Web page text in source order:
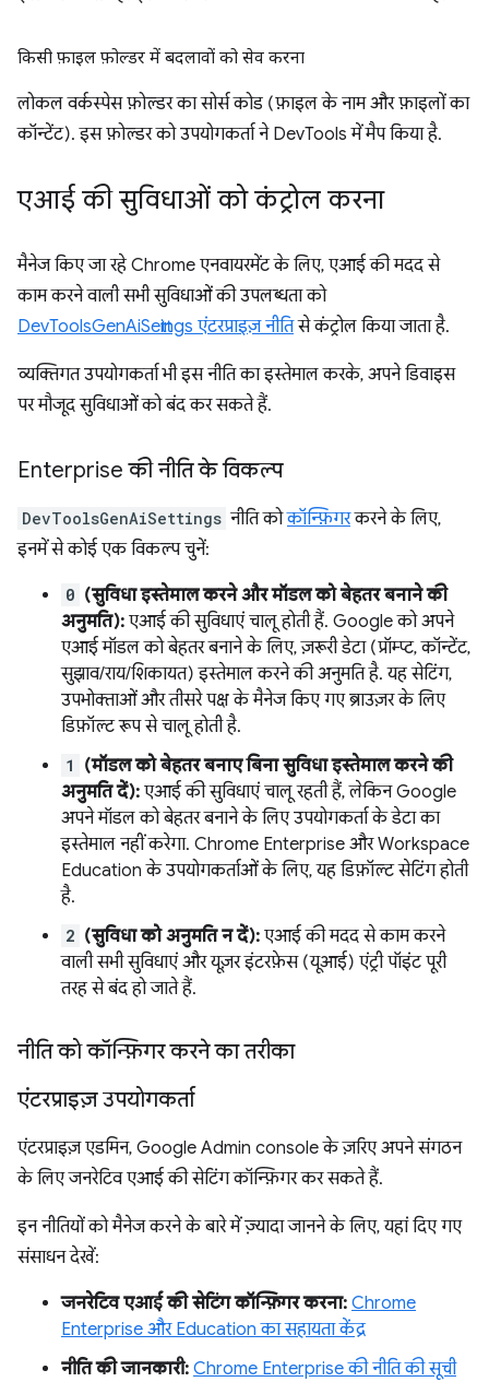
किसी फ़ाइल फ़ोल्डर में बदलावों को सेव करना
लोकल वर्कस्पेस फ़ोल्डर का सोर्स कोड (फ़ाइल के नाम और फ़ाइलों का
कॉन्टेंट). इस फ़ोल्डर को उपयोगकर्ता ने DevTools में मैप किया है.
एआई की सुविधाओं को कंट्रोल करना
मैनेज किए जा रहे Chrome एनवायरमेंट के लिए, एआई की मदद से
काम करने वाली सभी सुविधाओं की उपलब्धता को
DevToolsGenAiSettings एंटरप्राइज़ नीतिसे कंट्रोल किया जाता है.
व्यक्तिगत उपयोगकर्ता भी इस नीति का इस्तेमाल करके, अपने डिवाइस
पर मौजूद सुविधाओं को बंद कर सकते हैं.
Enterprise की नीति के विकल्प
DevToolsGenAiSettings नीति कोकॉन्फ़िगरकरने के लिए,
इनमें से कोई एक विकल्प चुनें:
0 (सुविधा इस्तेमाल करने और मॉडल को बेहतर बनाने की
अनुमति): एआई की सुविधाएं चालू होती हैं. Google को अपने
एआई मॉडल को बेहतर बनाने के लिए, ज़रूरी डेटा (प्रॉम्प्ट, कॉन्टेंट,
सुझाव/राय/शिकायत) इस्तेमाल करने की अनुमति है. यह सेटिंग,
उपभोक्ताओं और तीसरे पक्ष के मैनेज किए गए ब्राउज़र के लिए
डिफ़ॉल्ट रूप से चालू होती है.
1
(मॉडल को बेहतर बनाए बिना सुविधा इस्तेमाल करने की
अनुमति दें): एआई की सुविधाएं चालू रहती हैं, लेकिन Google
अपने मॉडल को बेहतर बनाने के लिए उपयोगकर्ता के डेटा का
इस्तेमाल नहीं करेगा. Chrome Enterprise और Workspace
Education के उपयोगकर्ताओं के लिए, यह डिफ़ॉल्ट सेटिंग होती
है.
2 (सुविधा को अनुमति न दें): एआई की मदद से काम करने
वाली सभी सुविधाएं और यूज़र इंटरफ़ेस (यूआई) एंट्री पॉइंट पूरी
तरह से बंद हो जाते हैं.
नीति को कॉन्फ़िगर करने का तरीका
एंटरप्राइज़ उपयोगकर्ता
एंटरप्राइज़ एडमिन, Google Admin console के ज़रिए अपने संगठन
के लिए जनरेटिव एआई की सेटिंग कॉन्फ़िगर कर सकते हैं.
इन नीतियों को मैनेज करने के बारे में ज़्यादा जानने के लिए, यहां दिए गए
संसाधन देखें:
जनरेटिव एआई की सेटिंग कॉन्फ़िगर करना: Chrome
Enterprise और Education का सहायता केंद्र
नीति की जानकारी: Chrome Enterprise की नीति की सूची